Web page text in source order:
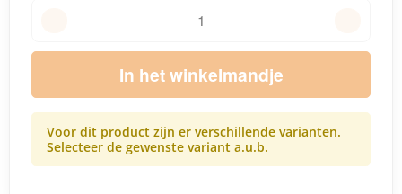
In het winkelmandje
Voor dit product zijn er verschillende varianten.
Selecteer de gewenste variant a.u.b.